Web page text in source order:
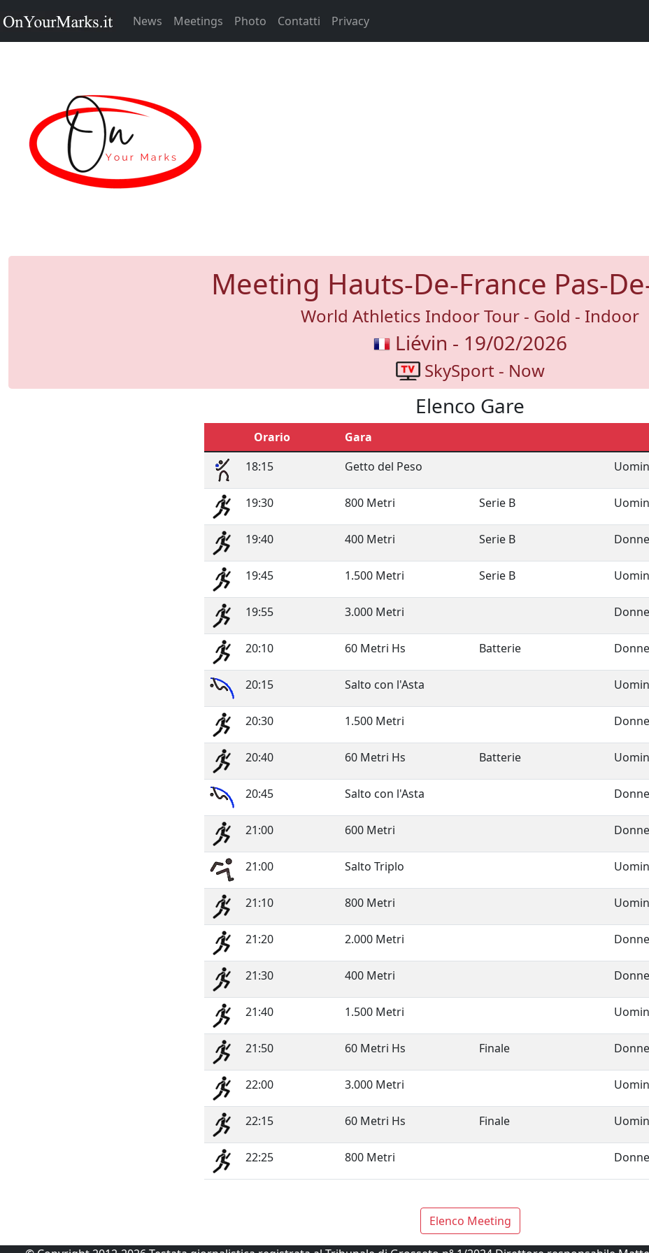
News Meetings Photo Contatti Privacy
Meeting Hauts-De-France Pas-
World Athletics Indoor Tour - Gold - Indoor
Liévin - 19/02/2026
SkySport - Now
Elenco Gare
Orario
Gara
18:15
Getto del Peso
19:30 800 Metri Serie B
19:40 400 Metri Serie B Donne
19:45 1.500 Metri Serie B
19:55 3.000 Metri Donne
20:10 60 Metri Hs Batterie Donne
20:15 Salto con l'Asta
20:30 1.500 Metri Donne
20:40 60 Metri Hs Batterie
20:45 Salto con l'Asta Donne
21:00 600 Metri Donne
21:00 Salto Triplo
21:10 800 Metri
21:20 2.000 Metri Donne
21:30 400 Metri Donne
21:40 1.500 Metri
21:50 60 Metri Hs Finale Donne
22:00 3.000 Metri
22:15 60 Metri Hs Finale
22:25 800 Metri Donne
Elenco Meeting